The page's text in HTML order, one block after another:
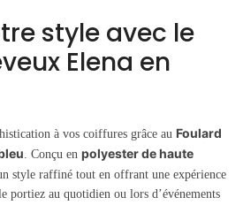
style avec le
Elena en
à vos coiffures grâce au Foulard
. Conçu en polyester de haute
style raffiné tout en offrant une expérience
portiez au quotidien ou lors d’événements